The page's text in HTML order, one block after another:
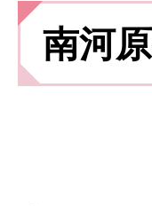
南河